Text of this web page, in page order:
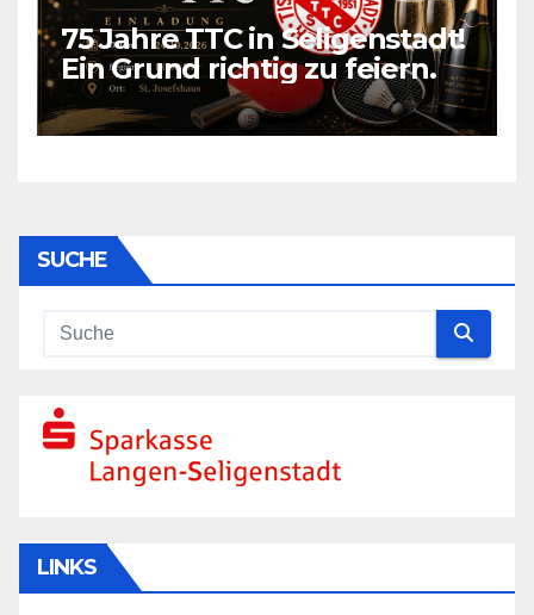
75 Jahre TTC in Seligenstadt!
Ein Grund richtig zu feiern.
SUCHE
LINKS